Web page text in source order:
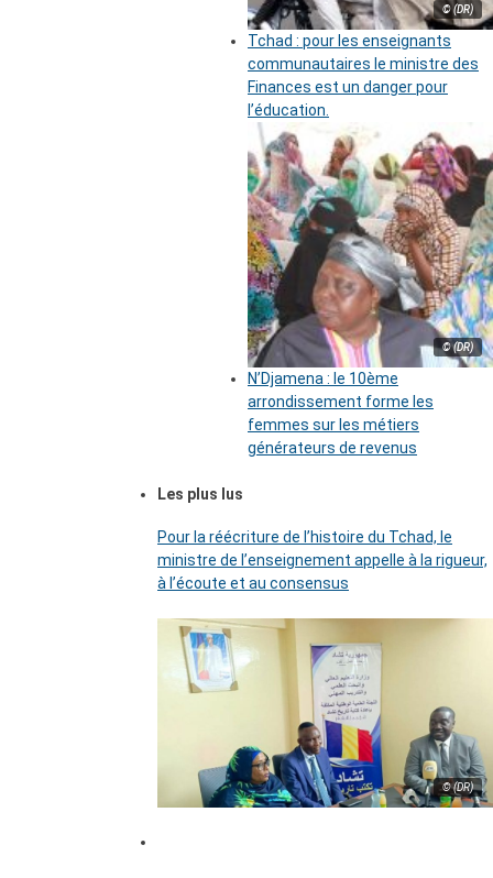
© (DR)
Tchad : pour les enseignants
communautaires le ministre des
Finances est un danger pour
l’éducation.
© (DR)
N’Djamena : le 10ème
arrondissement forme les
femmes sur les métiers
générateurs de revenus
Les plus lus
Pour la réécriture de l’histoire du Tchad, le
ministre de l’enseignement appelle à la rigueur,
à l’écoute et au consensus
© (DR)